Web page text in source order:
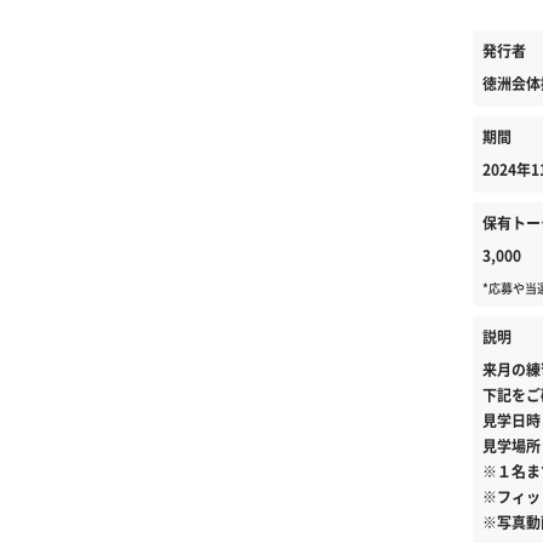
発行者
徳洲会
期間
2024年
保有ト
3,000
*応募や当
説明
来月の
下記を
見学日
見学場
※１名ま
※フィッ
※写真動